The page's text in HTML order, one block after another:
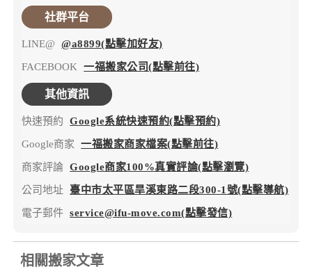
社群平台
LINE@ @a8899(點擊加好友)
FACEBOOK 一福搬家公司(點擊前往)
其他資訊
快速預約 Google系統快速預約(點擊預約)
Google商家 一福搬家商家檔案(點擊前往)
商家評論 Google商家100%真實評論(點擊瀏覽)
公司地址 臺中市太平區旱溪東路二段300-1號(點擊導航)
電子郵件 service@ifu-move.com(點擊發信)
相關搬家文章